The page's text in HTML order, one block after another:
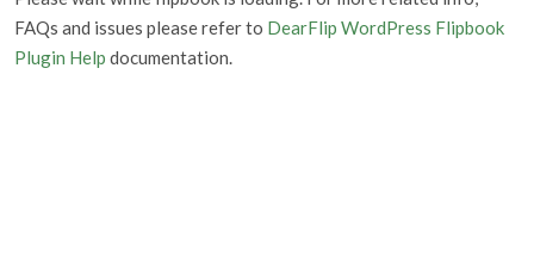
FAQs and issues please refer to DearFlip WordPress Flipbook
Plugin Help documentation.